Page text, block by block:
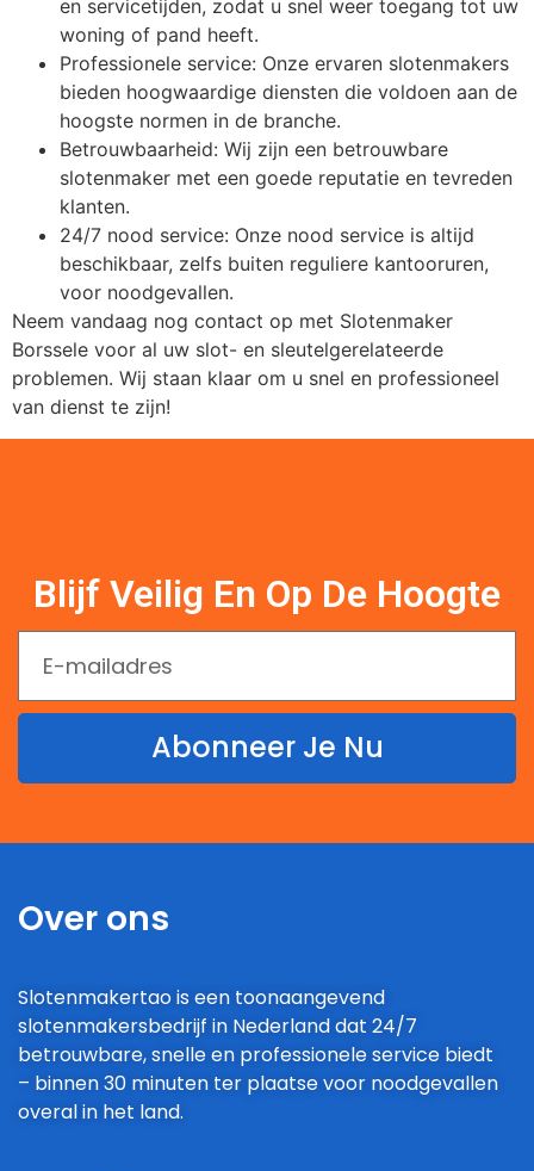
en servicetijden, zodat u snel weer toegang tot uw
woning of pand heeft.
Professionele service: Onze ervaren slotenmakers
bieden hoogwaardige diensten die voldoen aan de
hoogste normen in de branche.
Betrouwbaarheid: Wij zijn een betrouwbare
slotenmaker met een goede reputatie en tevreden
klanten.
24/7 nood service: Onze nood service is altijd
beschikbaar, zelfs buiten reguliere kantooruren,
voor noodgevallen.
Neem vandaag nog contact op met Slotenmaker
Borssele voor al uw slot- en sleutelgerelateerde
problemen. Wij staan klaar om u snel en professioneel
van dienst te zijn!
Blijf Veilig En Op De Hoogte
Abonneer Je Nu
Over ons
Slotenmakertao is een toonaangevend
slotenmakersbedrijf in Nederland dat 24/7
betrouwbare, snelle en professionele service biedt
– binnen 30 minuten ter plaatse voor noodgevallen
overal in het land.